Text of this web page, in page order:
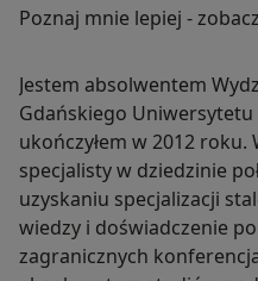
Poznaj mnie lepiej -
Jestem absolwentem
Gdańskiego
ukończyłem w 2012 roku.
specjalisty w dziedzinie
uzyskaniu specjalizacji
wiedzy i doświadczenie
zagranicznych